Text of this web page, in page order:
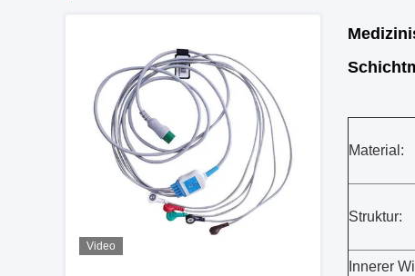
Video
Material:
Struktur:
Innerer